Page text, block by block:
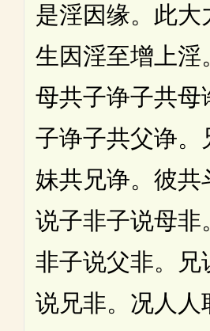
是淫因缘。此大
生因淫至增上淫
母共子诤子共母
子诤子共父诤。
妹共兄诤。彼共
说子非子说母非
非子说父非。兄
说兄非。况人人